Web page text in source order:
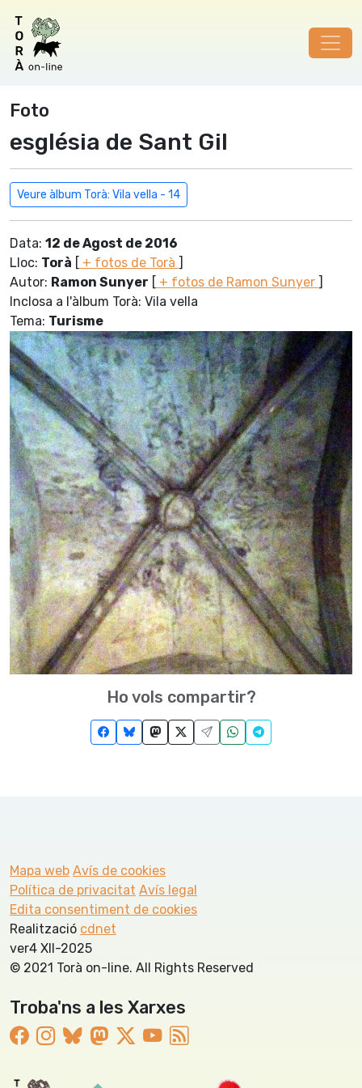
Foto
església de Sant Gil
Veure àlbum Torà: Vila vella - 14
Data: 12 de Agost de 2016
Lloc: Torà [ + fotos de Torà ]
Autor: Ramon Sunyer [ + fotos de Ramon Sunyer ]
Inclosa a l'àlbum Torà: Vila vella
Tema: Turisme
Ho vols compartir?
Mapa web Avís de cookies
Política de privacitat Avís legal
Edita consentiment de cookies
Realització cdnet
ver4 XII-2025
© 2021 Torà on-line. All Rights Reserved
Troba'ns a les Xarxes